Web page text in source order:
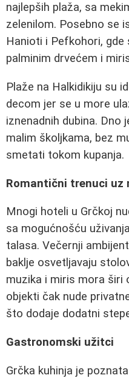
najlepših plaža, sa
zelenilom. Posebno se
Hanioti i Pefkohori, gde
palminim drvećem i
Plaže na Halkidikiju su
decom jer se u more
iznenadnih dubina. Dno
malim školjkama, bez
smetati tokom kupanja.
Romantični trenuci uz
Mnogi hoteli u Grčkoj
sa mogućnošću
talasa. Večernji
baklje osvetljavaju
muzika i miris mora širi
objekti čak nude
što dodaje dodatni
Gastronomski užitci
Grčka kuhinja je